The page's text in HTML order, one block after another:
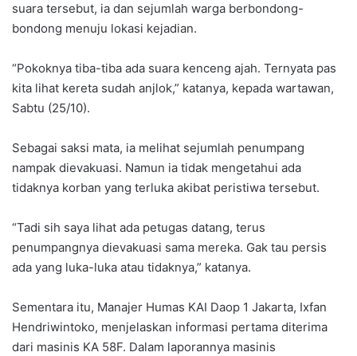
suara tersebut, ia dan sejumlah warga berbondong-
bondong menuju lokasi kejadian.
“Pokoknya tiba-tiba ada suara kenceng ajah. Ternyata pas
kita lihat kereta sudah anjlok,” katanya, kepada wartawan,
Sabtu (25/10).
Sebagai saksi mata, ia melihat sejumlah penumpang
nampak dievakuasi. Namun ia tidak mengetahui ada
tidaknya korban yang terluka akibat peristiwa tersebut.
“Tadi sih saya lihat ada petugas datang, terus
penumpangnya dievakuasi sama mereka. Gak tau persis
ada yang luka-luka atau tidaknya,” katanya.
Sementara itu, Manajer Humas KAI Daop 1 Jakarta, Ixfan
Hendriwintoko, menjelaskan informasi pertama diterima
dari masinis KA 58F. Dalam laporannya masinis